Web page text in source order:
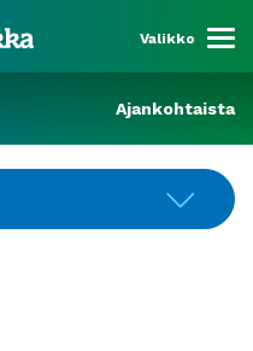
Valikko
Ajankohtaista